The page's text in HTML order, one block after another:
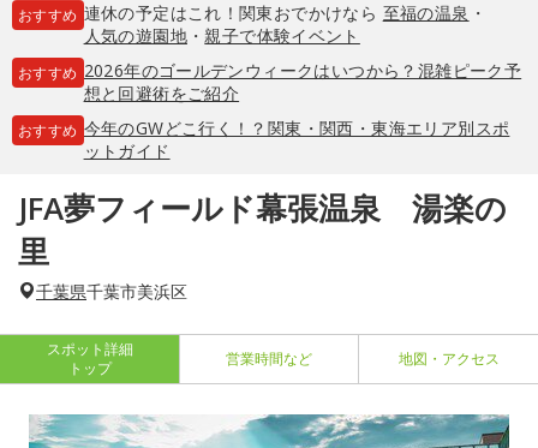
おすすめ 連休の予定はこれ！関東おでかけなら 至福の温泉 ・
人気の遊園地・親子で体験イベント
おすすめ 2026年のゴールデンウィークはいつから？混雑ピーク予
想と回避術をご紹介
おすすめ 今年のGWどこ行く！？関東・関西・東海エリア別スポ
ットガイド
JFA夢フィールド幕張温泉 湯楽の
里
千葉県千葉市美浜区
スポット詳細
トップ
営業時間など 地図・アクセス